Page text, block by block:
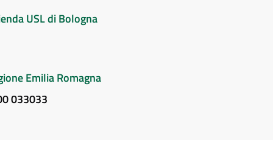
USL di Bologna
Emilia Romagna
033033